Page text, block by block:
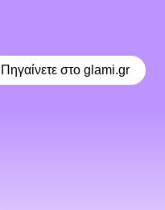
Πηγαίνετε στο glami.gr